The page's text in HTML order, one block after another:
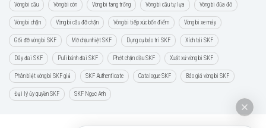
Vòng bi cầu Vòng bi côn Vòng bi tang trống Vòng bi cầu tự lựa Vòng bi đũa đỡ
Vòng bi chặn Vòng bi cầu đỡ chặn Vòng bi tiếp xúc bốn điểm Vòng bi xe máy
Gối đỡ vòng bi SKF Mỡ chịu nhiệt SKF Dụng cụ bảo trì SKF Xích tải SKF
Dây đai SKF Puli bánh đai SKF Phớt chặn dầu SKF Xuất xứ vòng bi SKF
Phân biệt vòng bi SKF giả SKF Authenticate Catalogue SKF Báo giá vòng bi SKF
Đại lý ủy quyền SKF SKF Ngọc Anh